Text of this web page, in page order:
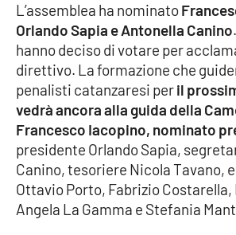
LaC TV
LaC Network
LaC OnAir
EDIZIONI
LOCALI
Catanzaro
L’assemblea ha nominato
Orlando Sapia e Antonella Canino
hanno deciso di votare per
direttivo. La formazione che
penalisti catanzaresi peril
vedrà ancora alla guida della
Francesco Iacopino, nominato
presidente Orlando Sapia,
Canino, tesoriere Nicola Tavano,
Ottavio Porto, Fabrizio Costarella,
Angela La Gamma e Stefania